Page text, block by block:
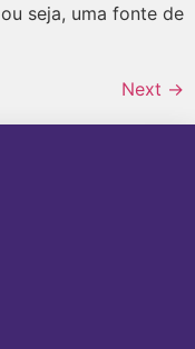
seja, uma fonte de
Next →